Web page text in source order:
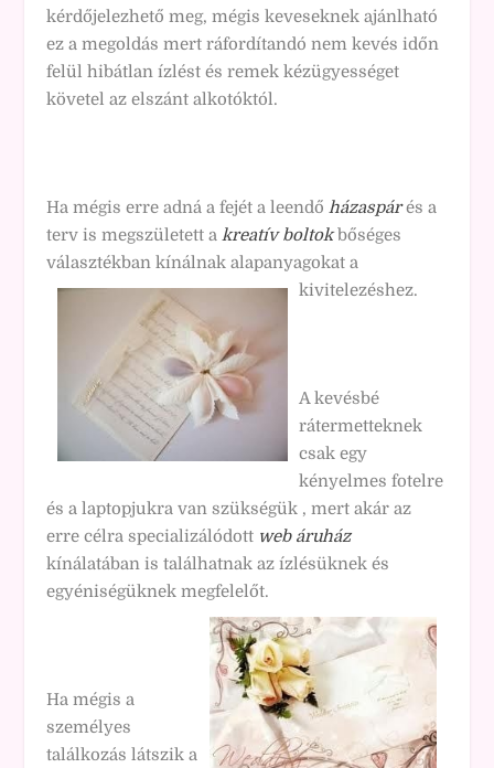
kérdőjelezhető meg, mégis keveseknek ajánlható
ez a megoldás mert ráfordítandó nem kevés időn
felül hibátlan ízlést és remek kézügyességet
követel az elszánt alkotóktól.
Ha mégis erre adná a fejét a leendőházaspárés a
terv is megszületett akreatív boltokbőséges
választékban kínálnak alapanyagokat a
kivitelezéshez.
A kevésbé
rátermetteknek
csak egy
kényelmes fotelre
és a laptopjukra van szükségük , mert akár az
erre célra specializálódott web áruház
kínálatában is találhatnak az ízlésüknek és
egyéniségüknek megfelelőt.
Ha mégis a
személyes
találkozás látszik a